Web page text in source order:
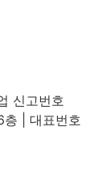
신고번호
층 | 대표번호